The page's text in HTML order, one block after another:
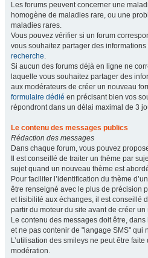
Les forums peuvent concerner une
homogène de maladies rare, ou une
maladies rares.
Vous pouvez vérifier si un forum
vous souhaitez partager des
recherche.
Si aucun des forums déjà en ligne ne
laquelle vous souhaitez partager des
aux modérateurs de créer un nouveau
formulaire dédié en précisant bien vos
répondront dans un délai maximal de 3
Le contenu des messages publics
Rédaction des messages
Dans chaque forum, vous pouvez
Il est conseillé de traiter un thème par
sujet quand un nouveau thème est
Pour faciliter l’identification du thème
être renseigné avec le plus de précision
et lisibilité aux échanges, il est conseillé
partir du moteur du site avant de créer
Le contenu des messages doit être,
et ne pas contenir de "langage SMS" qui
L’utilisation des smileys ne peut être
modération.